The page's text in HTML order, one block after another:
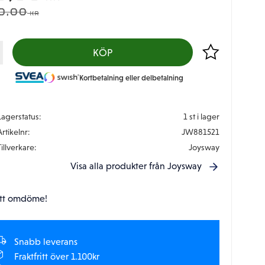
PRIS:
KR
KÖP Lägg till i
Kortbetalning eller delbetalning
1 st i lager
JW881521
Joysway
Visa alla produkter från Joysway
omdöme!
Snabb leverans
Fraktfritt över 1.100kr